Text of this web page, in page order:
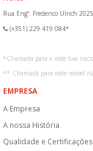
Rua Engº. Frederico Ulrich
(+351) 229 419 084*
*Chamada para a rede fixa
** Chamada para rede móvel
EMPRESA
A Empresa
A nossa História
Qualidade e Certificações